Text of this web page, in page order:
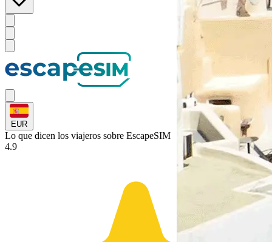
EUR
Lo que dicen los viajeros sobre EscapeSIM
4.9